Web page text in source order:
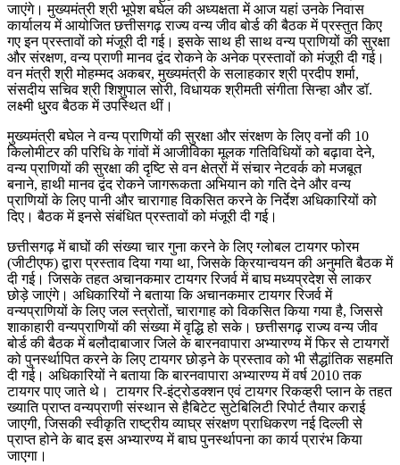
जाएंगे। मुख्यमंत्री श्री भूपेश बघेल की अध्यक्षता में आज यहां उनके निवास
कार्यालय में आयोजित छत्तीसगढ़ राज्य वन्य जीव बोर्ड की बैठक में प्रस्तुत किए
गए इन प्रस्तावों को मंजूरी दी गई। इसके साथ ही साथ वन्य प्राणियों की सुरक्षा
और संरक्षण, वन्य प्राणी मानव द्वंद रोकने के अनेक प्रस्तावों को मंजूरी दी गई।
वन मंत्री श्री मोहम्मद अकबर, मुख्यमंत्री के सलाहकार श्री प्रदीप शर्मा,
संसदीय सचिव श्री शिशुपाल सोरी, विधायक श्रीमती संगीता सिन्हा और डॉ.
लक्ष्मी धु्रव बैठक में उपस्थित थीं।
मुख्यमंत्री बघेल ने वन्य प्राणियों की सुरक्षा और संरक्षण के लिए वनों की 10
किलोमीटर की परिधि के गांवों में आजीविका मूलक गतिविधियों को बढ़ावा देने,
वन्य प्राणियों की सुरक्षा की दृष्टि से वन क्षेत्रों में संचार नेटवर्क को मजबूत
बनाने, हाथी मानव द्वंद रोकने जागरूकता अभियान को गति देने और वन्य
प्राणियों के लिए पानी और चारागाह विकसित करने के निर्देश अधिकारियों को
दिए। बैठक में इनसे संबंधित प्रस्तावों को मंजूरी दी गई।
छत्तीसगढ़ में बाघों की संख्या चार गुना करने के लिए ग्लोबल टायगर फोरम
(जीटीएफ) द्वारा प्रस्ताव दिया गया था, जिसके क्रियान्वयन की अनुमति बैठक में
दी गई। जिसके तहत अचानकमार टायगर रिजर्व में बाघ मध्यप्रदेश से लाकर
छोड़े जाएंगे। अधिकारियों ने बताया कि अचानकमार टायगर रिजर्व में
वन्यप्राणियों के लिए जल स्त्रोतों, चारागाह को विकसित किया गया है, जिससे
शाकाहारी वन्यप्राणियों की संख्या में वृद्धि हो सके। छत्तीसगढ़ राज्य वन्य जीव
बोर्ड की बैठक में बलौदाबाजार जिले के बारनवापारा अभ्यारण्य में फिर से टायगरों
को पुनर्स्थापित करने के लिए टायगर छोड़ने के प्रस्ताव को भी सैद्धांतिक सहमति
दी गई। अधिकारियों ने बताया कि बारनवापारा अभ्यारण्य में वर्ष 2010 तक
टायगर पाए जाते थे। टायगर रि-इंट्रोडक्शन एवं टायगर रिकव्हरी प्लान के तहत
ख्याति प्राप्त वन्यप्राणी संस्थान से हैबिटेट सुटेबिलिटी रिपोर्ट तैयार कराई
जाएगी, जिसकी स्वीकृति राष्ट्रीय व्याघ्र संरक्षण प्राधिकरण नई दिल्ली से
प्राप्त होने के बाद इस अभ्यारण्य में बाघ पुनर्स्थापना का कार्य प्रारंभ किया
जाएगा।